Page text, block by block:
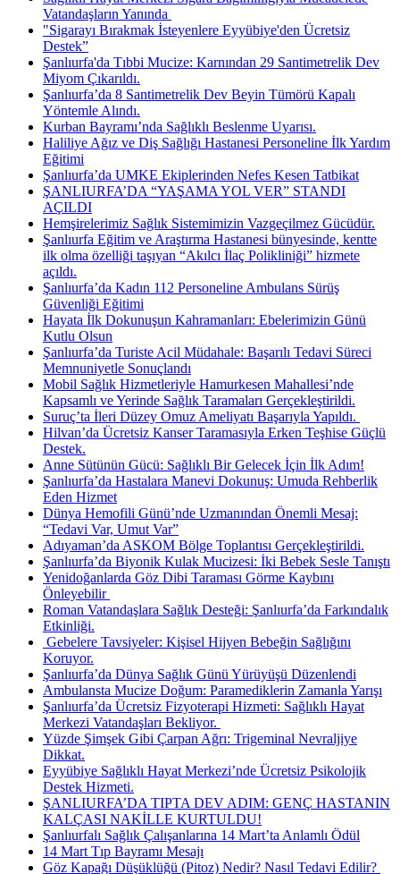
Vatandaşların Yanında ​
"Sigarayı Bırakmak İsteyenlere Eyyübiye'den Ücretsiz
Destek”
Şanlıurfa'da Tıbbi Mucize: Karnından 29 Santimetrelik Dev
Miyom Çıkarıldı.
Şanlıurfa’da 8 Santimetrelik Dev Beyin Tümörü Kapalı
Yöntemle Alındı.
Kurban Bayramı’nda Sağlıklı Beslenme Uyarısı.
Haliliye Ağız ve Diş Sağlığı Hastanesi Personeline İlk Yardım
Eğitimi
Şanlıurfa’da UMKE Ekiplerinden Nefes Kesen Tatbikat
ŞANLIURFA’DA “YAŞAMA YOL VER” STANDI
AÇILDI
Hemşirelerimiz Sağlık Sistemimizin Vazgeçilmez Gücüdür.
Şanlıurfa Eğitim ve Araştırma Hastanesi bünyesinde, kentte
ilk olma özelliği taşıyan “Akılcı İlaç Polikliniği” hizmete
açıldı.
Şanlıurfa’da Kadın 112 Personeline Ambulans Sürüş
Güvenliği Eğitimi
Hayata İlk Dokunuşun Kahramanları: Ebelerimizin Günü
Kutlu Olsun
Şanlıurfa’da Turiste Acil Müdahale: Başarılı Tedavi Süreci
Memnuniyetle Sonuçlandı
Mobil Sağlık Hizmetleriyle Hamurkesen Mahallesi’nde
Kapsamlı ve Yerinde Sağlık Taramaları Gerçekleştirildi.
Suruç’ta İleri Düzey Omuz Ameliyatı Başarıyla Yapıldı. ​
Hilvan’da Ücretsiz Kanser Taramasıyla Erken Teşhise Güçlü
Destek.
Anne Sütünün Gücü: Sağlıklı Bir Gelecek İçin İlk Adım!
Şanlıurfa’da Hastalara Manevi Dokunuş: Umuda Rehberlik
Eden Hizmet
Dünya Hemofili Günü’nde Uzmanından Önemli Mesaj:
“Tedavi Var, Umut Var”
Adıyaman’da ASKOM Bölge Toplantısı Gerçekleştirildi.
Şanlıurfa’da Biyonik Kulak Mucizesi: İki Bebek Sesle Tanıştı
Yenidoğanlarda Göz Dibi Taraması Görme Kaybını
Önleyebilir ​
Roman Vatandaşlara Sağlık Desteği: Şanlıurfa’da Farkındalık
Etkinliği.
​ Gebelere Tavsiyeler: Kişisel Hijyen Bebeğin Sağlığını
Koruyor.
Şanlıurfa’da Dünya Sağlık Günü Yürüyüşü Düzenlendi
Ambulansta Mucize Doğum: Paramediklerin Zamanla Yarışı
Şanlıurfa’da Ücretsiz Fizyoterapi Hizmeti: Sağlıklı Hayat
Merkezi Vatandaşları Bekliyor. ​
Yüzde Şimşek Gibi Çarpan Ağrı: Trigeminal Nevraljiye
Dikkat.
Eyyübiye Sağlıklı Hayat Merkezi’nde Ücretsiz Psikolojik
Destek Hizmeti.
ŞANLIURFA’DA TIPTA DEV ADIM: GENÇ HASTANIN
KALÇASI NAKİLLE KURTULDU!
Şanlıurfalı Sağlık Çalışanlarına 14 Mart’ta Anlamlı Ödül
14 Mart Tıp Bayramı Mesajı
Göz Kapağı Düşüklüğü (Pitoz) Nedir? Nasıl Tedavi Edilir? ​